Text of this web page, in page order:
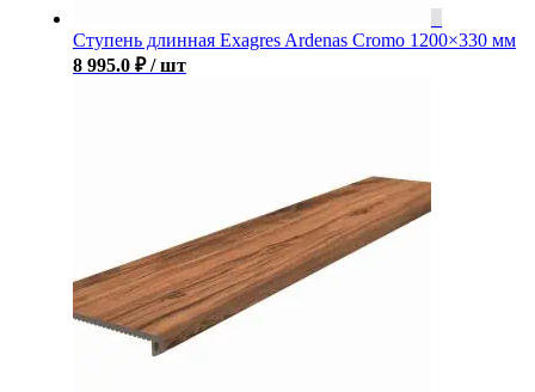
Ступень длинная Exagres Ardenas Cromo 1200×330 мм
8 995.0 ₽ / шт